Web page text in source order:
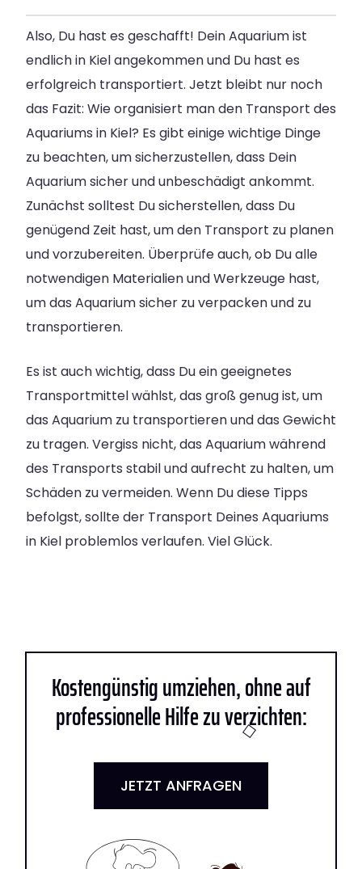
Also, Du hast es geschafft! Dein Aquarium ist
endlich in Kiel angekommen und Du hast es
erfolgreich transportiert. Jetzt bleibt nur noch
das Fazit: Wie organisiert man den Transport des
Aquariums in Kiel? Es gibt einige wichtige Dinge
zu beachten, um sicherzustellen, dass Dein
Aquarium sicher und unbeschädigt ankommt.
Zunächst solltest Du sicherstellen, dass Du
genügend Zeit hast, um den Transport zu planen
und vorzubereiten. Überprüfe auch, ob Du alle
notwendigen Materialien und Werkzeuge hast,
um das Aquarium sicher zu verpacken und zu
transportieren.
Es ist auch wichtig, dass Du ein geeignetes
Transportmittel wählst, das groß genug ist, um
das Aquarium zu transportieren und das Gewicht
zu tragen. Vergiss nicht, das Aquarium während
des Transports stabil und aufrecht zu halten, um
Schäden zu vermeiden. Wenn Du diese Tipps
befolgst, sollte der Transport Deines Aquariums
in Kiel problemlos verlaufen. Viel Glück.
Kostengünstig umziehen, ohne auf
professionelle Hilfe zu verzichten:
JETZT ANFRAGEN